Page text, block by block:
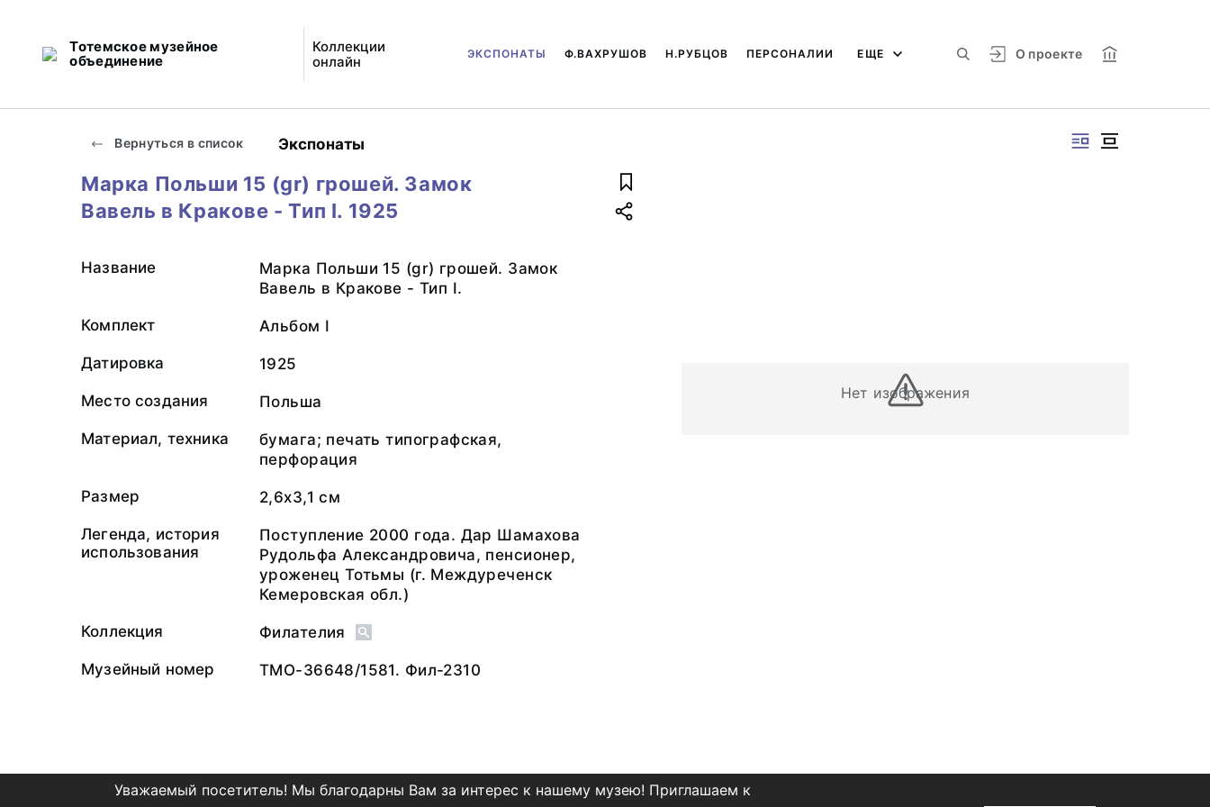
Тотемское музейное
объединение
Коллекции
онлайн
О проекте
ЭКСПОНАТЫ Ф.ВАХРУШОВ Н.РУБЦОВ ПЕРСОНАЛИИ ЕЩЕ
Вернуться в список Экспонаты
Нет изображения
Марка Польши 15 (gr) грошей. Замок
Вавель в Кракове - Тип I. 1925
Название
Марка Польши 15 (gr) грошей. Замок
Вавель в Кракове - Тип I.
Комплект Альбом I
Датировка 1925
Место создания Польша
Материал, техника
бумага; печать типографская,
перфорация
Размер 2,6х3,1 см
Легенда, история
использования
Поступление 2000 года. Дар Шамахова
Рудольфа Александровича, пенсионер,
уроженец Тотьмы (г. Междуреченск
Кемеровская обл.)
Коллекция Филателия
Музейный номер ТМО-36648/1581. Фил-2310
Уважаемый посетитель! Мы благодарны Вам за интерес к нашему музею! Приглашаем к